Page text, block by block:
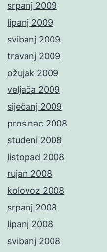
srpanj 2009
lipanj 2009
svibanj 2009
travanj 2009
ožujak 2009
veljača 2009
siječanj 2009
prosinac 2008
studeni 2008
listopad 2008
rujan 2008
kolovoz 2008
srpanj 2008
lipanj 2008
svibanj 2008